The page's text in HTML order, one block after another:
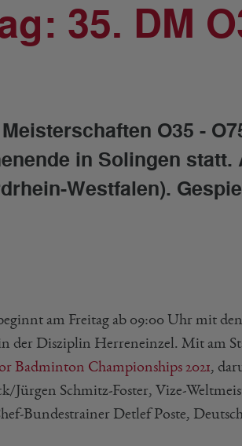
35. DM
O35 -
in Solingen
Westfalen).
am Freitag ab 09:00 Uhr mit
der Disziplin Herreneinzel. Mit am
Badminton Championships 2021,
Jürgen Schmitz-Foster, Vize-
Bundestrainer Detlef Poste,